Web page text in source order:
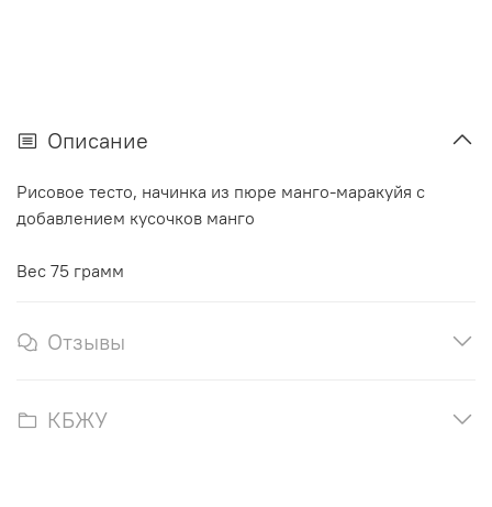
Описание
Рисовое тесто, начинка из пюре манго-маракуйя с
добавлением кусочков манго
Вес 75 грамм
Отзывы
КБЖУ